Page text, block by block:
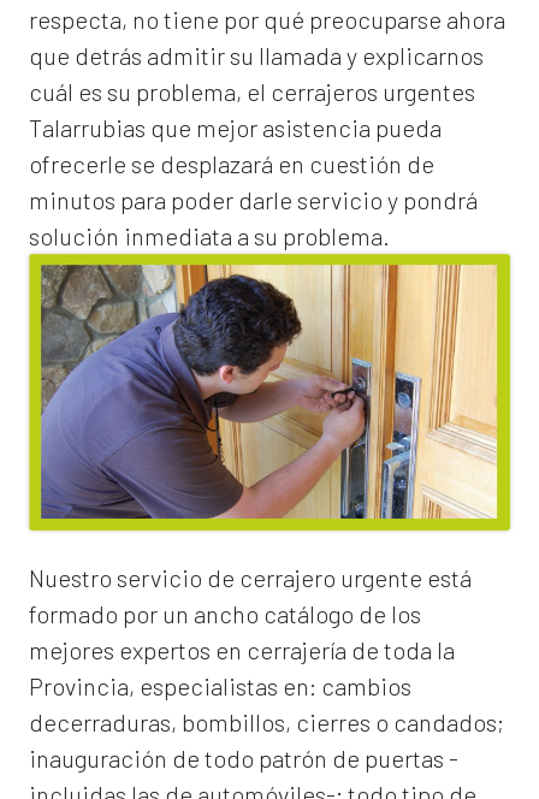
respecta, no tiene por qué preocuparse ahora
que detrás admitir su llamada y explicarnos
cuál es su problema, el cerrajeros urgentes
Talarrubias que mejor asistencia pueda
ofrecerle se desplazará en cuestión de
minutos para poder darle servicio y pondrá
solución inmediata a su problema.
Nuestro servicio de cerrajero urgente está
formado por un ancho catálogo de los
mejores expertos en cerrajería de toda la
Provincia, especialistas en: cambios
decerraduras, bombillos, cierres o candados;
inauguración de todo patrón de puertas -